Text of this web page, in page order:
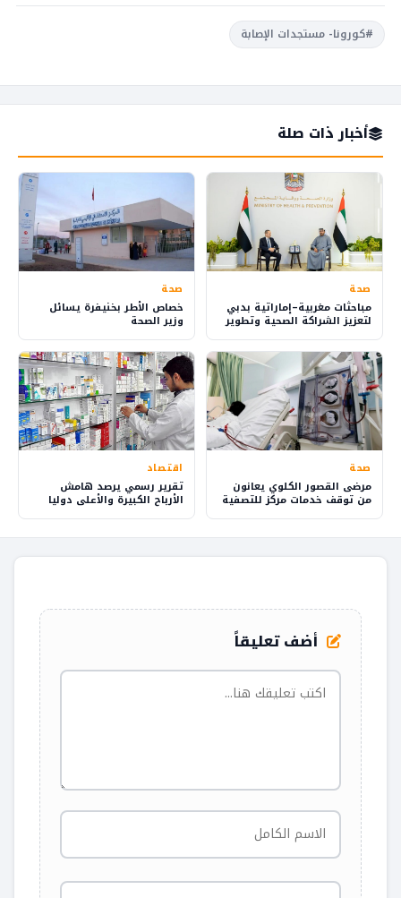
#كورونا- مستجدات الإصابة
أخبار ذات صلة
صحة
مباحثات مغربية–إماراتية بدبي
لتعزيز الشراكة الصحية وتطوير
صحة
خصاص الأطر بخنيفرة يسائل
وزير الصحة
صحة
مرضى القصور الكلوي يعانون
من توقف خدمات مركز للتصفية
اقتصاد
تقرير رسمي يرصد هامش
الأرباح الكبيرة والأعلى دوليا
التي يحققها الصيادلة بالمغرب
أضف تعليقاً